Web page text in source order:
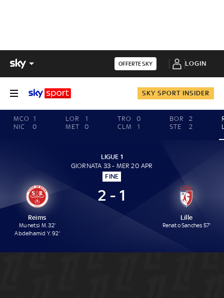
OFFERTE SKY LOGIN
SKY SPORT INSIDER
MCO
1
NIC
0
LOR
1
MET
0
TRO
0
CLM
1
BOR
2
STE
2
LIGUE 1
GIORNATA 33 - MER 20 APR
FINE
Reims
Munetsi M. 32'
Abdelhamid Y. 92'
2 - 1
Lille
Renato Sanches 57'